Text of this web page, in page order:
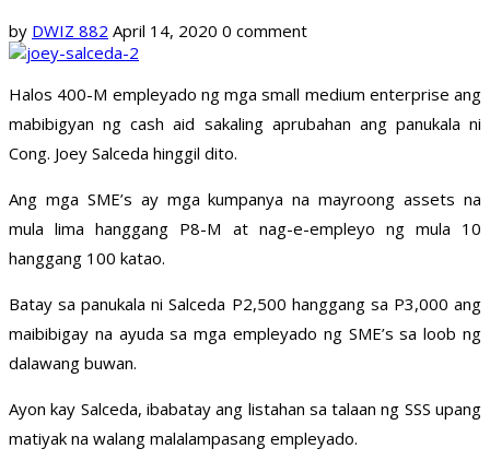
by DWIZ 882 April 14, 2020 0 comment
Halos 400-M empleyado ng mga small medium enterprise ang
mabibigyan ng cash aid sakaling aprubahan ang panukala ni
Cong. Joey Salceda hinggil dito.
Ang mga SME’s ay mga kumpanya na mayroong assets na
mula lima hanggang P8-M at nag-e-empleyo ng mula 10
hanggang 100 katao.
Batay sa panukala ni Salceda P2,500 hanggang sa P3,000 ang
maibibigay na ayuda sa mga empleyado ng SME’s sa loob ng
dalawang buwan.
Ayon kay Salceda, ibabatay ang listahan sa talaan ng SSS upang
matiyak na walang malalampasang empleyado.